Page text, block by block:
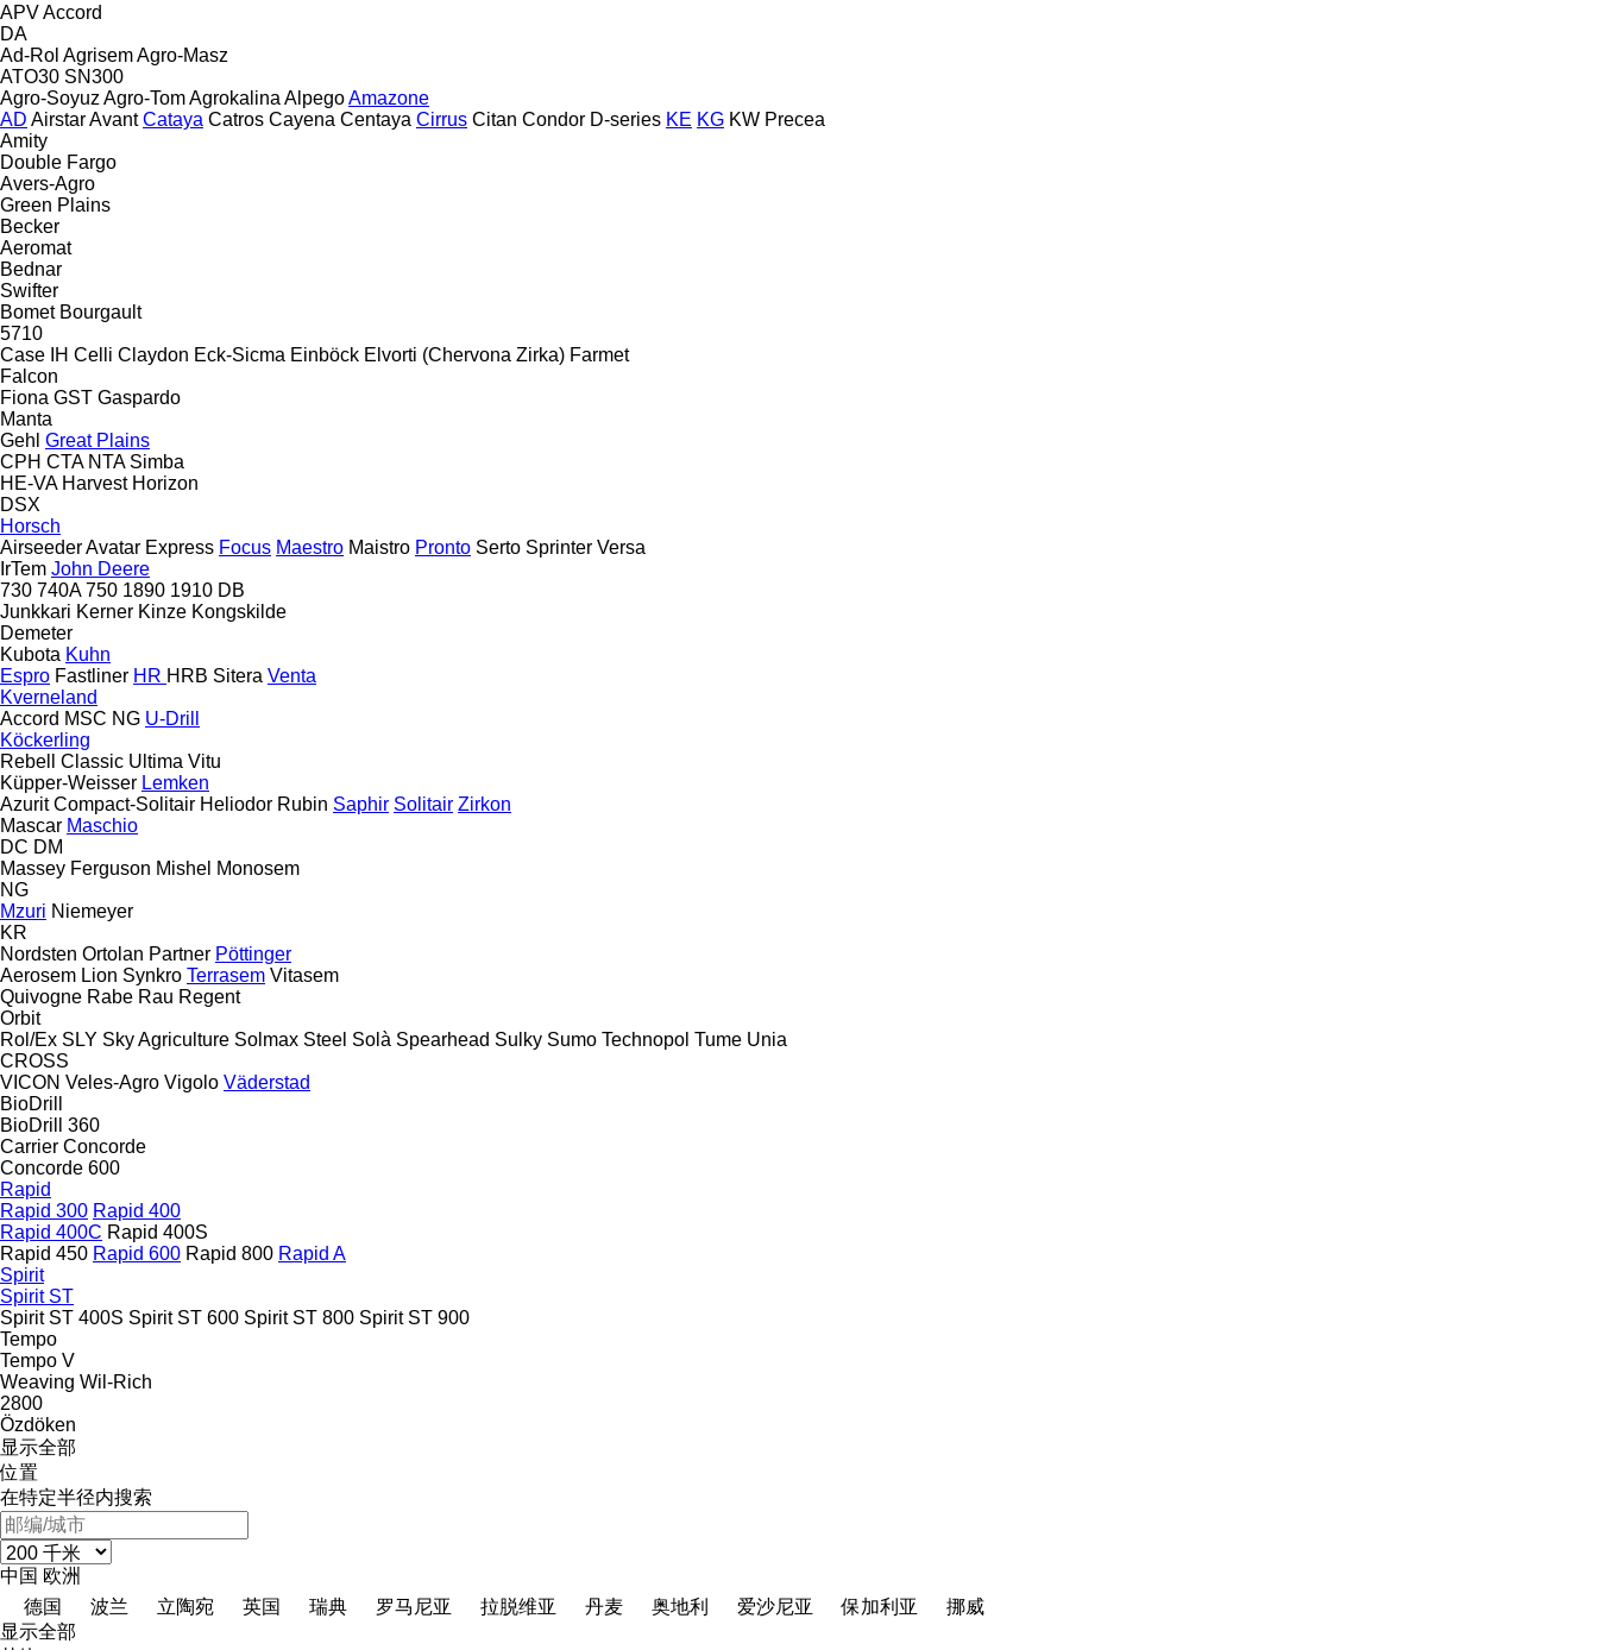
APVAccord
DA
Ad-Rol AgrisemAgro-Masz
ATO30 SN300
Agro-Soyuz Agro-TomAgrokalina AlpegoAmazone
AD AirstarAvant Cataya Catros Cayena Centaya Cirrus Citan Condor D-series KE KG KW Precea
Amity
Double Fargo
Avers-Agro
Green Plains
Becker
Aeromat
Bednar
Swifter
Bomet Bourgault
5710
Case IH Celli Claydon Eck-Sicma Einböck Elvorti (Chervona Zirka) Farmet
Falcon
Fiona GST Gaspardo
Manta
Gehl Great Plains
CPH CTA NTA Simba
HE-VA Harvest Horizon
DSX
Horsch
AirseederAvatar Express Focus Maestro Maistro Pronto Serto Sprinter Versa
IrTem John Deere
730 740A 750 1890 1910 DB
Junkkari Kerner Kinze Kongskilde
Demeter
Kubota Kuhn
Espro Fastliner HR HRB Sitera Venta
Kverneland
Accord MSC NG U-Drill
Köckerling
Rebell Classic Ultima Vitu
Küpper-Weisser Lemken
Azurit Compact-Solitair Heliodor Rubin Saphir Solitair Zirkon
Mascar Maschio
DC DM
Massey Ferguson Mishel Monosem
NG
Mzuri Niemeyer
KR
Nordsten Ortolan Partner Pöttinger
Aerosem Lion Synkro Terrasem Vitasem
Quivogne Rabe Rau Regent
Orbit
Rol/Ex SLY Sky Agriculture Solmax Steel Solà Spearhead Sulky Sumo Technopol Tume Unia
CROSS
VICON Veles-Agro Vigolo Väderstad
BioDrill
BioDrill 360
Carrier Concorde
Concorde 600
Rapid
Rapid 300 Rapid 400
Rapid 400C Rapid 400S
Rapid 450 Rapid 600 Rapid 800 Rapid A
Spirit
Spirit ST
Spirit ST 400S Spirit ST 600 Spirit ST 800 Spirit ST 900
Tempo
Tempo V
Weaving Wil-Rich
2800
Özdöken
显示全部
位置
在特定半径内搜索
中国 欧洲
德国
波兰 立陶宛 英国 瑞典 罗马尼亚 拉脱维亚 丹麦 奥地利 爱沙尼亚 保加利亚
挪威
显示全部